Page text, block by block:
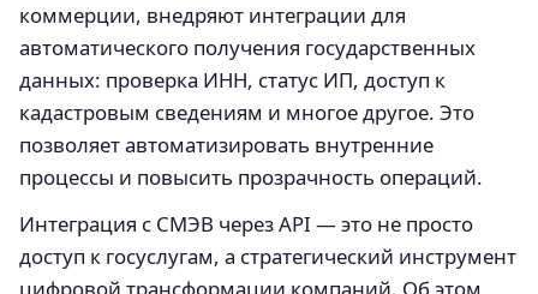
коммерции, внедряют интеграции для
автоматического получения государственных
данных: проверка ИНН, статус ИП, доступ к
кадастровым сведениям и многое другое. Это
позволяет автоматизировать внутренние
процессы и повысить прозрачность операций.
Интеграция с СМЭВ через API — это не просто
доступ к госуслугам, а стратегический инструмент